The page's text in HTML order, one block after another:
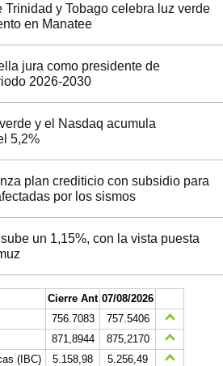
Trinidad y Tobago celebra luz verde
en Manatee
jura como presidente de
2026-2030
y el Nasdaq acumula
5,2%
plan crediticio con subsidio para
por los sismos
un 1,15%, con la vista puesta
Cierre Ant 07/08/2026
756.7083
757.5406
871,8944
875,2170
(IBC)
5.158,98
5.256,49